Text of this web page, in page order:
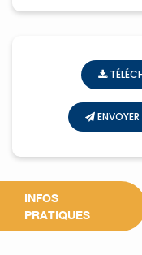
INFOS
PRATIQUES